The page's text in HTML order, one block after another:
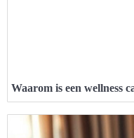
Waarom is een wellness